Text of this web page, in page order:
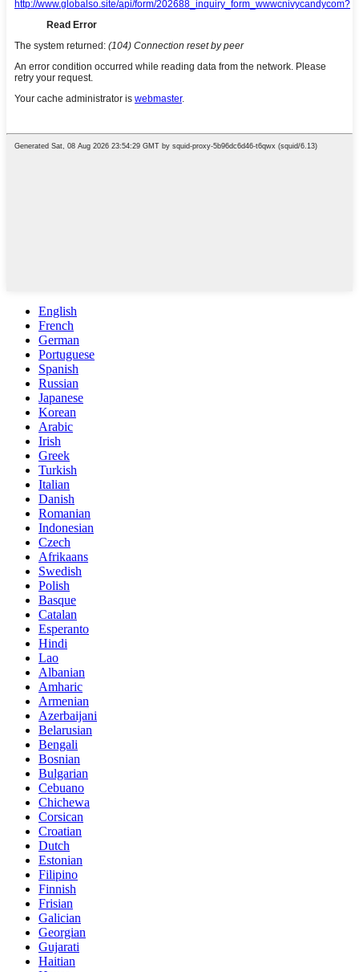
English
French
German
Portuguese
Spanish
Russian
Japanese
Korean
Arabic
Irish
Greek
Turkish
Italian
Danish
Romanian
Indonesian
Czech
Afrikaans
Swedish
Polish
Basque
Catalan
Esperanto
Hindi
Lao
Albanian
Amharic
Armenian
Azerbaijani
Belarusian
Bengali
Bosnian
Bulgarian
Cebuano
Chichewa
Corsican
Croatian
Dutch
Estonian
Filipino
Finnish
Frisian
Galician
Georgian
Gujarati
Haitian